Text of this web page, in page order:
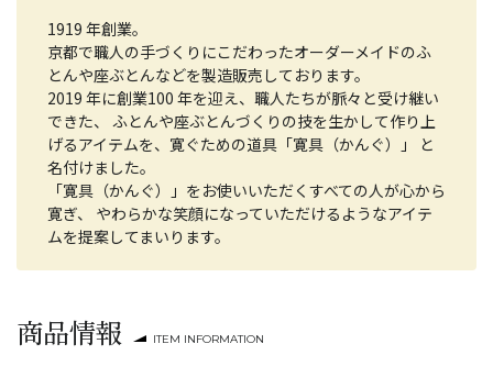
1919 年創業。
京都で職人の手づくりにこだわったオーダーメイドのふ
とんや座ぶとんなどを製造販売しております。
2019 年に創業100 年を迎え、職人たちが脈々と受け継い
できた、 ふとんや座ぶとんづくりの技を生かして作り上
げるアイテムを、寛ぐための道具「寛具（かんぐ）」 と
名付けました。
「寛具（かんぐ）」をお使いいただくすべての人が心から
寛ぎ、 やわらかな笑顔になっていただけるようなアイテ
ムを提案してまいります。
商品情報 ITEM INFORMATION